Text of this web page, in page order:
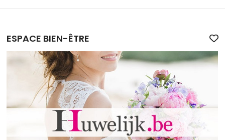
ESPACE BIEN-ÊTRE